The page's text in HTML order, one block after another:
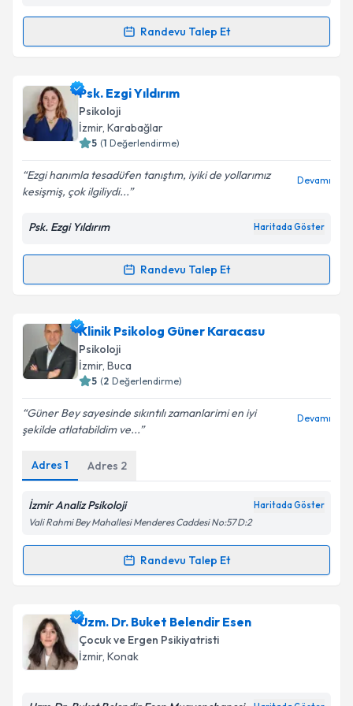
Takvim Talebini Gönder
Randevu Talep Et
Randevu Takvimi Talebi
Psk. Dan. Esra Çardakiçin randevu takvimi talebi
oluşturun. Size bu uzmandan randevu almanız için bir
takvim hazırlandığında e-posta ile bilgilendireceğiz.
Kişisel verilerimin işlenmesine ilişkin
Aydınlatma
kapsamda işlenmesini kabul ediyorum.
Psk. Ezgi Yıldırım
Psikoloji
İzmir, Karabağlar
5 (1 Değerlendirme)
Ezgi hanımla tesadüfen tanıştım, iyiki de yollarımız
kesişmiş, çok ilgiliydi...
Devamı
Psk. Ezgi Yıldırım Haritada Göster
Randevu Talep Et
Randevu Takvimi Talebi
Psk. Ezgi Yıldırımiçin randevu takvimi talebi
oluşturun. Size bu uzmandan randevu almanız için bir
takvim hazırlandığında e-posta ile bilgilendireceğiz.
Kişisel verilerimin işlenmesine ilişkin
Metni'ni okudum ve kişisel verilerimin belirtilen
kapsamda işlenmesini kabul ediyorum.
Takvim Talebini Gönder
Klinik Psikolog Güner Karacasu
Psikoloji
İzmir, Buca
5 (2 Değerlendirme)
Güner Bey sayesinde sıkıntılı zamanlarimi en iyi
şekilde atlatabildim ve...
Devamı
Adres 1 Adres 2
İzmir Analiz Psikoloji Haritada Göster
Vali Rahmi Bey Mahallesi Menderes Caddesi No:57 D:2
Randevu Talep Et
Randevu Takvimi Talebi
Klinik Psikolog Güner Karacasuiçin randevu
takvimi talebi oluşturun. Size bu uzmandan randevu
almanız için bir takvim hazırlandığında e-posta ile
bilgilendireceğiz.
Uzm. Dr. Buket Belendir Esen
Çocuk ve Ergen Psikiyatristi
İzmir, Konak